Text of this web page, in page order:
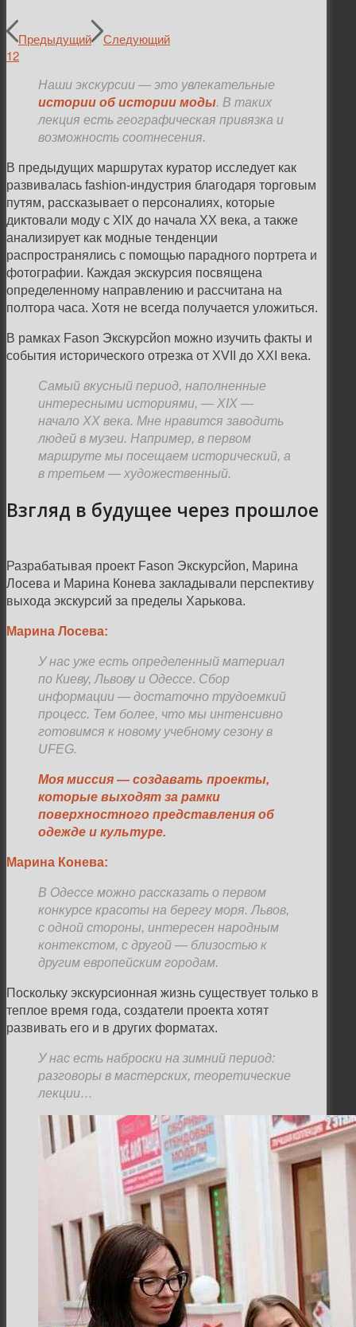
Предыдущий
Следующий
12
Наши экскурсии — это увлекательные
истории об истории моды. В таких
лекция есть географическая привязка и
возможность соотнесения.
В предыдущих маршрутах куратор исследует как
развивалась fashion-индустрия благодаря торговым
путям, рассказывает о персоналиях, которые
диктовали моду с XIX до начала ХХ века, а также
анализирует как модные тенденции
распространялись с помощью парадного портрета и
фотографии. Каждая экскурсия посвящена
определенному направлению и рассчитана на
полтора часа. Хотя не всегда получается уложиться.
В рамках Fason Экскурсйоn можно изучить факты и
события исторического отрезка от XVII до ХХI века.
Самый вкусный период, наполненные
интересными историями, — XIX —
начало ХХ века. Мне нравится заводить
людей в музеи. Например, в первом
маршруте мы посещаем исторический, а
в третьем — художественный.
Взгляд в будущее через прошлое
Разрабатывая проект Fason Экскурсйоn, Марина
Лосева и Марина Конева закладывали перспективу
выхода экскурсий за пределы Харькова.
Марина Лосева:
У нас уже есть определенный материал
по Киеву, Львову и Одессе. Сбор
информации — достаточно трудоемкий
процесс. Тем более, что мы интенсивно
готовимся к новому учебному сезону в
UFEG.
Моя миссия — создавать проекты,
которые выходят за рамки
поверхностного представления об
одежде и культуре.
Марина Конева:
В Одессе можно рассказать о первом
конкурсе красоты на берегу моря. Львов,
с одной стороны, интересен народным
контекстом, с другой — близостью к
другим европейским городам.
Поскольку экскурсионная жизнь существует только в
теплое время года, создатели проекта хотят
развивать его и в других форматах.
У нас есть наброски на зимний период:
разговоры в мастерских, теоретические
лекции…